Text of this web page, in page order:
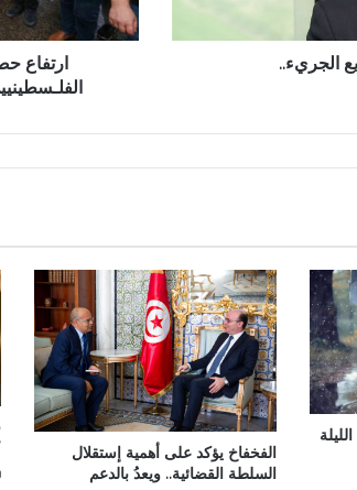
الجريء..
ارتفاع
الفلـسطينيين إلى
الفخفاخ يؤكد على أهمية إستقلال
السلطة القضائية.. ويعدُ بالدعم